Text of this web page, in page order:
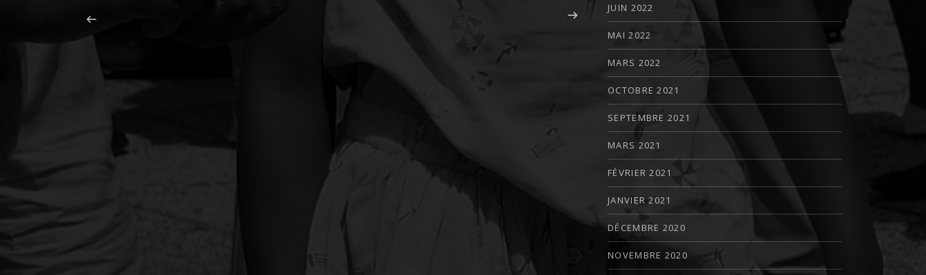
Navigation de l’article ARTICLE SUIVANT : THE LEXICON #4 : BELLY OF THE BEAST DE DA’SHAUN L. HARRISON
JUIN 2022
MAI 2022
MARS 2022
OCTOBRE 2021
SEPTEMBRE 2021
MARS 2021
FÉVRIER 2021
JANVIER 2021
DÉCEMBRE 2020
NOVEMBRE 2020